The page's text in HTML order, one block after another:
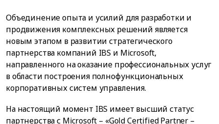
Объединение опыта и усилий для разработки и
продвижения комплексных решений является
новым этапом в развитии стратегического
партнерства компаний IBS и Microsoft,
направленного на оказание профессиональных услуг
в области построения полнофункциональных
корпоративных систем управления.
На настоящий момент IBS имеет высший статус
партнерства с Microsoft – «Gold Certified Partner –